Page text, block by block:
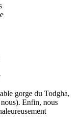
gorge du Todgha,
Enfin, nous